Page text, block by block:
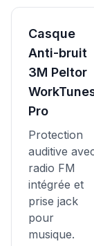
Casque
Anti-bruit
3M Peltor
Pro
Protection
auditive
radio FM
intégrée et
prise jack
pour
musique.